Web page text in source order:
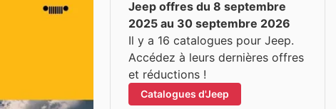
Jeep offres du 8 septembre
2025 au 30 septembre 2026
Il y a 16 catalogues pour Jeep.
Accédez à leurs dernières offres
et réductions !
Catalogues d'Jeep